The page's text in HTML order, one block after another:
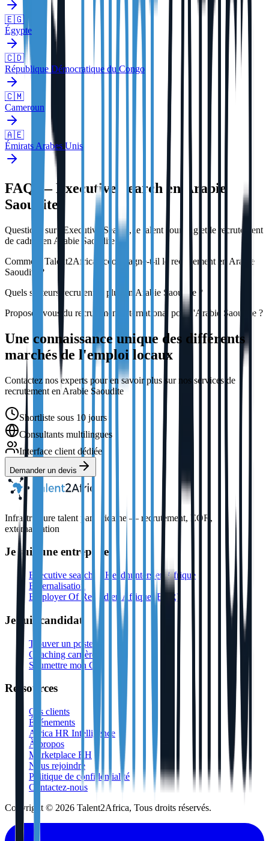
🇪🇬
Égypte
🇨🇩
République Démocratique du Congo
🇨🇲
Cameroun
🇦🇪
Émirats Arabes Unis
FAQ — Executive Search en Arabie
Saoudite
Questions sur l'Executive Search, le talent sourcing et le recrutement
de cadres en Arabie Saoudite.
Comment Talent2Africa accompagne-t-il le recrutement en Arabie
Saoudite ?
Quels secteurs recrutent le plus en Arabie Saoudite ?
Proposez-vous du recrutement international pour l'Arabie Saoudite ?
Une connaissance unique des différents
marchés de l'emploi locaux
Contactez nos experts pour en savoir plus sur nos services de
recrutement en Arabie Saoudite
Shortliste sous 10 jours
Consultants multilingues
Interface client dédiée
Demander un devis
Infrastructure talent panafricaine — recrutement, EOR,
externalisation
Je suis une entreprise
Executive search & Headhunters en Afrique
Externalisation
Employer Of Record en Afrique (EOR)
Je suis candidat
Trouver un poste
Coaching carrière
Soumettre mon CV
Ressources
Cas clients
Événements
Africa HR Intelligence
À propos
Marketplace RH
Nous rejoindre
Politique de confidentialité
Contactez-nous
Copyright © 2026 Talent2Africa, Tous droits réservés.